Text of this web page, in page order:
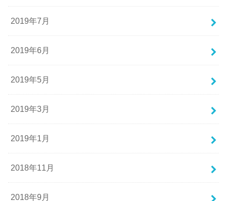
2019年7月
2019年6月
2019年5月
2019年3月
2019年1月
2018年11月
2018年9月